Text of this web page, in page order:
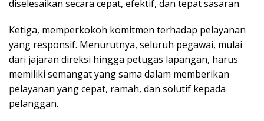
diselesaikan secara cepat, efektif, dan tepat sasaran.
Ketiga, memperkokoh komitmen terhadap pelayanan
yang responsif. Menurutnya, seluruh pegawai, mulai
dari jajaran direksi hingga petugas lapangan, harus
memiliki semangat yang sama dalam memberikan
pelayanan yang cepat, ramah, dan solutif kepada
pelanggan.